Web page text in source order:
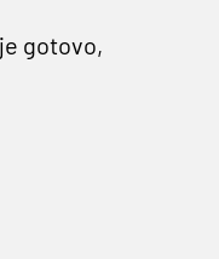
gotovo,